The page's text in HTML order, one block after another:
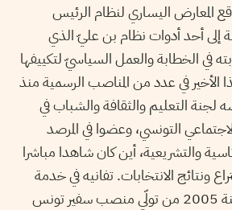
المعارض اليساري لنظام الرئيس
إلى أحد أدوات نظام بن عليّ الذي
في الخطابة والعمل السياسيّ لتكييفها
في عدد من المناصب الرسمية منذ
ترأسه لجنة التعليم والثقافة والشباب في
التونسي، وعضوا في المرصد
والتشريعية، أين كان شاهدا مباشرا
ونتائج الانتخابات. تفانيه في خدمة
نظام بن علي مكّنه سنة 2005 من تولّي منصب سفير تونس